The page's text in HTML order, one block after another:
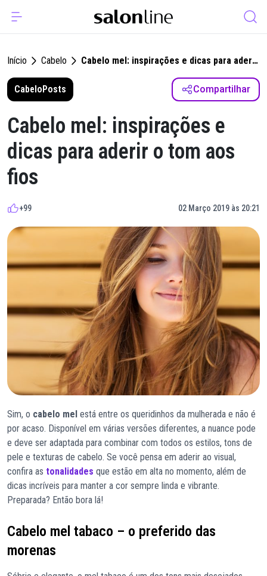
Início Cabelo
Cabelo mel: inspirações e dicas para aderir
CabeloPosts Compartilhar
Cabelo mel: inspirações e
dicas para aderir o tom aos
fios
+99 02 Março 2019 às 20:21
Sim, o cabelo mel está entre os queridinhos da mulherada e não é
por acaso. Disponível em várias versões diferentes, a nuance pode
e deve ser adaptada para combinar com todos os estilos, tons de
pele e texturas de cabelo. Se você pensa em aderir ao visual,
confira as tonalidades que estão em alta no momento, além de
dicas incríveis para manter a cor sempre linda e vibrante.
Preparada? Então bora lá!
Cabelo mel tabaco – o preferido das
morenas